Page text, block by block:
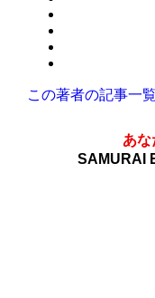
この著者の記事一
あな
SAMURAI